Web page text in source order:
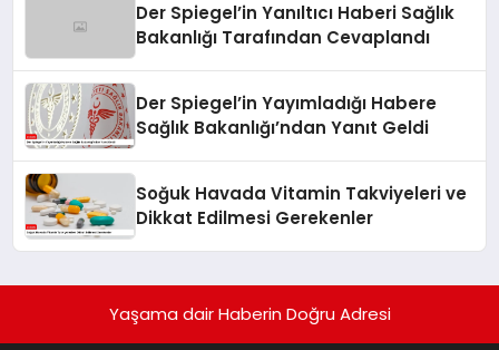
Der Spiegel’in Yanıltıcı Haberi Sağlık
Bakanlığı Tarafından Cevaplandı
Der Spiegel’in Yayımladığı Habere
Sağlık Bakanlığı’ndan Yanıt Geldi
Soğuk Havada Vitamin Takviyeleri ve
Dikkat Edilmesi Gerekenler
Yaşama dair Haberin Doğru Adresi